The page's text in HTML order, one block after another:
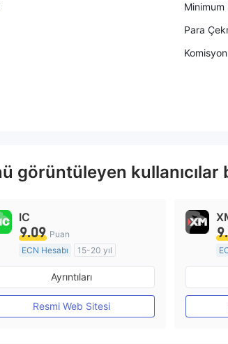
Minimum
Para
Komisyon
görüntüleyen kullanıcılar
IC
9.09 Puan
ECN Hesabı
15-20 yıl
Düzenleyici Ülke/Bölge: Avustralya
Pazar Yapıcılık (MM)
MT4 Tam Lisans
Ayrıntıları
Resmi Web Sitesi